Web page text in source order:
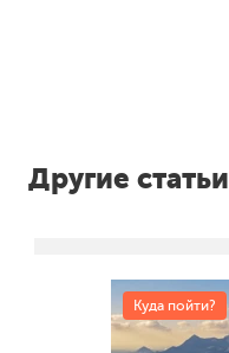
Другие статьи
Куда пойти?